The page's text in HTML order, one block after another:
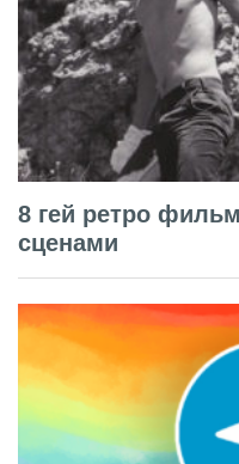
8 гей ретро
сценами